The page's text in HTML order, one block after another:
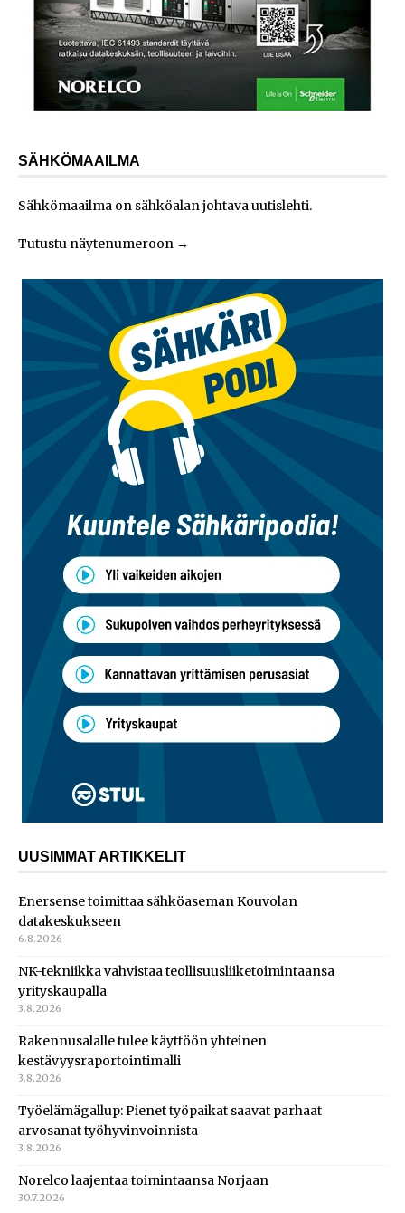
SÄHKÖMAAILMA
Sähkömaailma on sähköalan johtava uutislehti.
Tutustu näytenumeroon →
UUSIMMAT ARTIKKELIT
Enersense toimittaa sähköaseman Kouvolan
datakeskukseen
6.8.2026
NK-tekniikka vahvistaa teollisuusliiketoimintaansa
yrityskaupalla
3.8.2026
Rakennusalalle tulee käyttöön yhteinen
kestävyysraportointimalli
3.8.2026
Työelämägallup: Pienet työpaikat saavat parhaat
arvosanat työhyvinvoinnista
3.8.2026
Norelco laajentaa toimintaansa Norjaan
30.7.2026